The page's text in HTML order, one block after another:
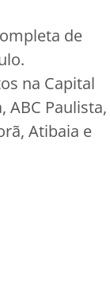
de
na Capital
ABC Paulista,
Atibaia e